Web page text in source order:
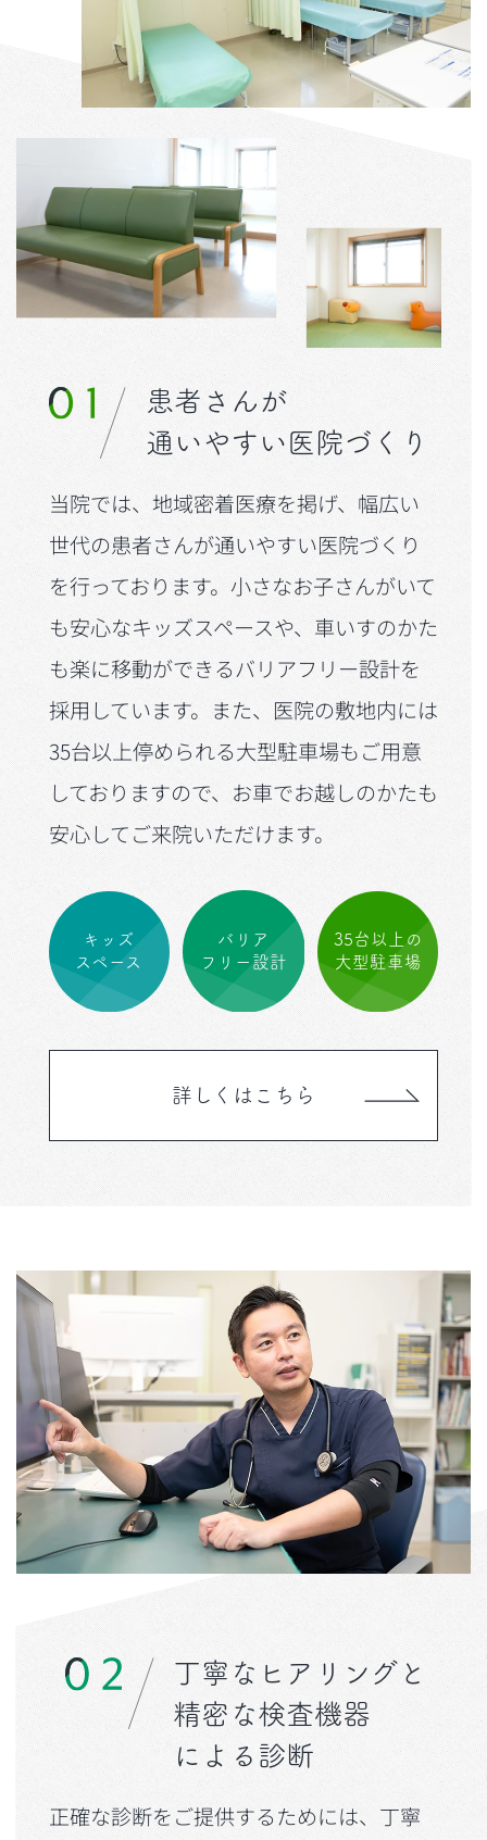
患者さんが
通いやすい医院づくり
当院では、地域密着医療を掲げ、幅広い
世代の患者さんが通いやすい医院づくり
を行っております。小さなお子さんがいて
も安心なキッズスペースや、車いすのかた
も楽に移動ができるバリアフリー設計を
採用しています。また、医院の敷地内には
35台以上停められる大型駐車場もご用意
しておりますので、お車でお越しのかたも
安心してご来院いただけます。
キッズ
スペース
バリア
フリー設計
35台以上の
大型駐車場
詳しくはこちら
丁寧なヒアリングと
精密な検査機器
による診断
正確な診断をご提供するためには、丁寧